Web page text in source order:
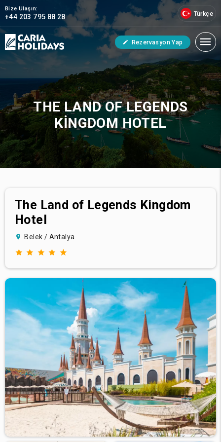
Bize Ulaşın:
+44 203 795 88 28 Türkçe
Rezervasyon Yap
THE LAND OF LEGENDS
KINGDOM HOTEL
The Land of Legends Kingdom
Hotel
Belek / Antalya